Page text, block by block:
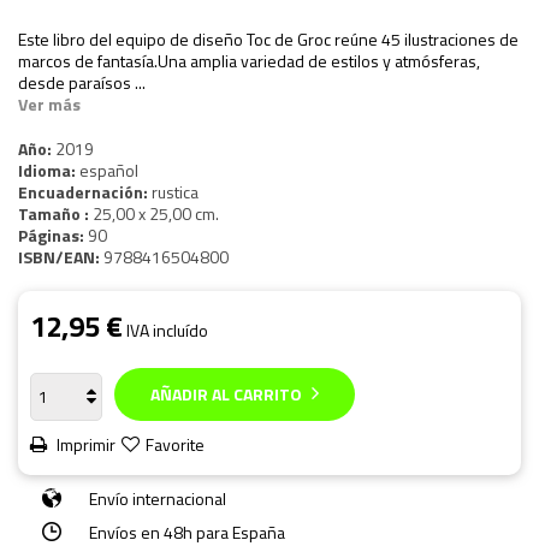
Este libro del equipo de diseño Toc de Groc reúne 45 ilustraciones de
marcos de fantasía.Una amplia variedad de estilos y atmósferas,
desde paraísos ...
Ver más
Año: 2019
Idioma: español
Encuadernación: rustica
Tamaño : 25,00 x 25,00 cm.
Páginas: 90
ISBN/EAN: 9788416504800
12,95 €IVA incluído
AÑADIR AL CARRITO
Imprimir
Favorite
Envío internacional
Envíos en 48h para España